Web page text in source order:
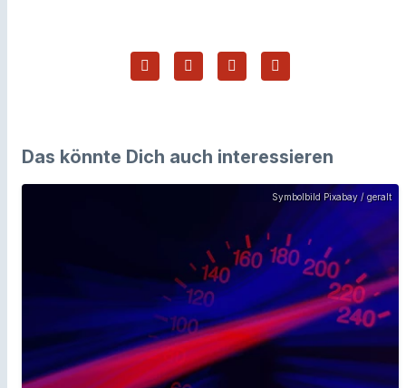
Das könnte Dich auch interessieren
Symbolbild Pixabay / geralt